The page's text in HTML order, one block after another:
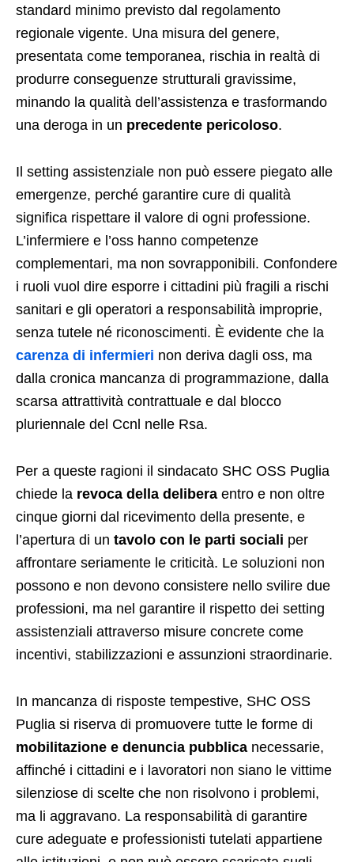
standard minimo previsto dal regolamento
regionale vigente. Una misura del genere,
presentata come temporanea, rischia in realtà di
produrre conseguenze strutturali gravissime,
minando la qualità dell’assistenza e trasformando
una deroga in un precedente pericoloso.
Il setting assistenziale non può essere piegato alle
emergenze, perché garantire cure di qualità
significa rispettare il valore di ogni professione.
L’infermiere e l’oss hanno competenze
complementari, ma non sovrapponibili. Confondere
i ruoli vuol dire esporre i cittadini più fragili a rischi
sanitari e gli operatori a responsabilità improprie,
senza tutele né riconoscimenti. È evidente che la
carenza di infermieri non deriva dagli oss, ma
dalla cronica mancanza di programmazione, dalla
scarsa attrattività contrattuale e dal blocco
pluriennale del Ccnl nelle Rsa.
Per a queste ragioni il sindacato SHC OSS Puglia
chiede la revoca della delibera entro e non oltre
cinque giorni dal ricevimento della presente, e
l’apertura di un tavolo con le parti sociali per
affrontare seriamente le criticità. Le soluzioni non
possono e non devono consistere nello svilire due
professioni, ma nel garantire il rispetto dei setting
assistenziali attraverso misure concrete come
incentivi, stabilizzazioni e assunzioni straordinarie.
In mancanza di risposte tempestive, SHC OSS
Puglia si riserva di promuovere tutte le forme di
mobilitazione e denuncia pubblica necessarie,
affinché i cittadini e i lavoratori non siano le vittime
silenziose di scelte che non risolvono i problemi,
ma li aggravano. La responsabilità di garantire
cure adeguate e professionisti tutelati appartiene